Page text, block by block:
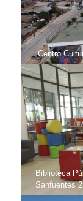
Centro
Biblioteca
Sanfuentes